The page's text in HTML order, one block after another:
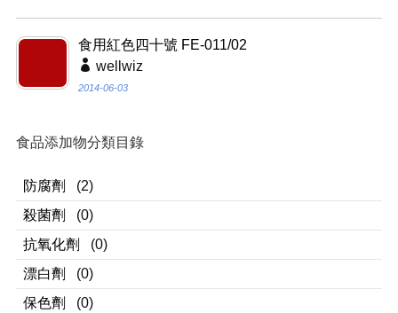
食用紅色四十號 FE-011/02
wellwiz
2014-06-03
食品添加物分類目錄
防腐劑
(2)
殺菌劑
(0)
抗氧化劑
(0)
漂白劑
(0)
保色劑
(0)